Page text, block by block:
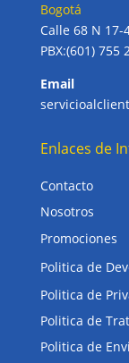
Bogotá
Calle 68 N
PBX:(601) 755
Email
Enlaces de
Contacto
Nosotros
Promociones
Politica de
Politica de
Politica de
Politica de